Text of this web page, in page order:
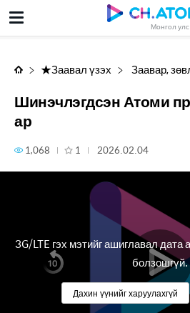
Монгол улс
Шинэчлэгдсэн Атоми
★Заавал үзэх Заавар,
Шинэчлэгдсэн Атоми
ар
1,068 1 2026.02.04
3G/LTE гэх мэтийг ашиглавал дата
болзошгүй.
Дахин үүнийг харуулахгүй